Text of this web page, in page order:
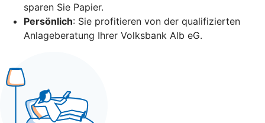
sparen Sie Papier.
Persönlich: Sie profitieren von der qualifizierten
Anlageberatung Ihrer Volksbank Alb eG.